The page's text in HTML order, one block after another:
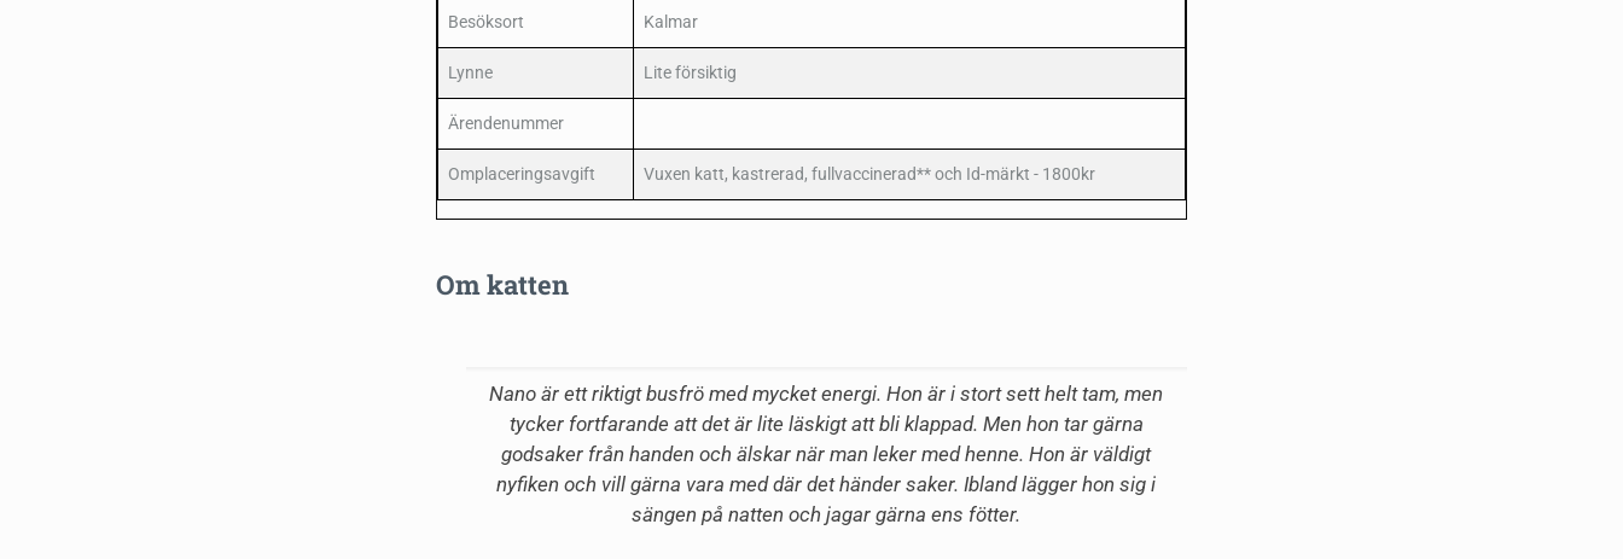
Besöksort Kalmar
Lynne Lite försiktig
Ärendenummer
Omplaceringsavgift Vuxen katt, kastrerad, fullvaccinerad** och Id-märkt - 1800kr
Om katten
Nano är ett riktigt busfrö med mycket energi. Hon är i stort sett helt tam, men
tycker fortfarande att det är lite läskigt att bli klappad. Men hon tar gärna
godsaker från handen och älskar när man leker med henne. Hon är väldigt
nyfiken och vill gärna vara med där det händer saker. Ibland lägger hon sig i
sängen på natten och jagar gärna ens fötter.